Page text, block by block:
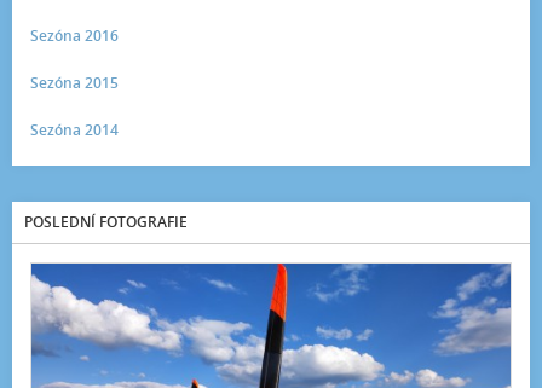
Sezóna 2016
Sezóna 2015
Sezóna 2014
POSLEDNÍ FOTOGRAFIE